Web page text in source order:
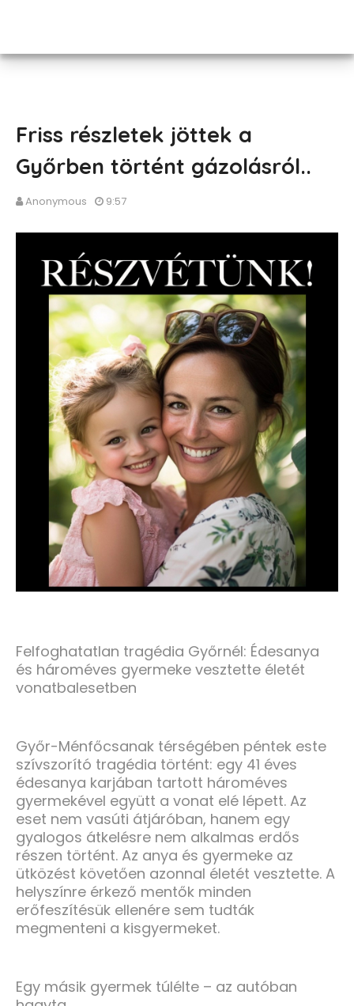
Friss részletek jöttek a
Győrben történt gázolásról..
Anonymous 9:57
Felfoghatatlan tragédia Győrnél: Édesanya
és hároméves gyermeke vesztette életét
vonatbalesetben
Győr-Ménfőcsanak térségében péntek este
szívszorító tragédia történt: egy 41 éves
édesanya karjában tartott hároméves
gyermekével együtt a vonat elé lépett. Az
eset nem vasúti átjáróban, hanem egy
gyalogos átkelésre nem alkalmas erdős
részen történt. Az anya és gyermeke az
ütközést követően azonnal életét vesztette. A
helyszínre érkező mentők minden
erőfeszítésük ellenére sem tudták
megmenteni a kisgyermeket.
Egy másik gyermek túlélte – az autóban